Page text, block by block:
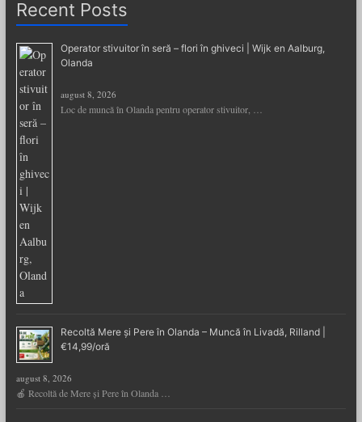
Recent Posts
Operator stivuitor în seră – flori în ghiveci | Wijk en Aalburg,
Olanda
august 8, 2026
Loc de muncă în Olanda pentru operator stivuitor, …
Recoltă Mere și Pere în Olanda – Muncă în Livadă, Rilland |
€14,99/oră
august 8, 2026
🍎 Recoltă de Mere și Pere în Olanda …